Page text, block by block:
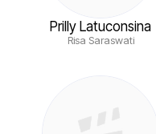
Prilly Latuconsina
Risa Saraswati